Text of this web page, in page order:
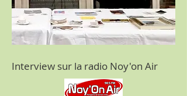
Interview sur la radio Noy'on Air